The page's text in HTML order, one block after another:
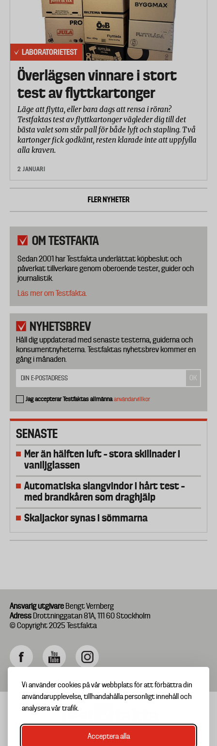
Vi använder cookies på vår webbplats för att förbättra din
användarupplevelse, tillhandahålla personligt innehåll och
analysera vår trafik.
Acceptera alla
LABORATORIETEST
Överlägsen vinnare i stort
test av flyttkartonger
Läge att flytta, eller bara dags att rensa i röran?
Testfaktas test av flyttkartonger vägleder dig till det
bästa valet som står pall för både lyft och stapling. Två
kartonger fick godkänt, resten klarade inte att uppfylla
alla kraven.
2 JANUARI
FLER NYHETER
OM TESTFAKTA
Sedan 2001 har Testfakta underlättat köpbeslut och
påverkat tillverkare genom oberoende tester, guider och
journalistik.
Läs mer om Testfakta.
NYHETSBREV
Håll dig uppdaterad med senaste testerna, guiderna och
konsumentnyheterna. Testfaktas nyhetsbrev kommer en
gång i månaden.
Jag accepterar Testfaktas allmännaanvändarvillkor
SENASTE
Mer än hälften luft – stora skillnader i
vaniljglassen
Automatiska slangvindor i hårt test –
med brandkåren som draghjälp
Skaljackor synas i sömmarna
Ansvarig utgivare Bengt Vernberg
Adress Drottninggatan 81A, 111 60 Stockholm
© Copyright 2025 Testfakta
TIPSA OSS